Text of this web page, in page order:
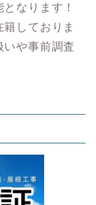
なります！
しておりま
や事前調査